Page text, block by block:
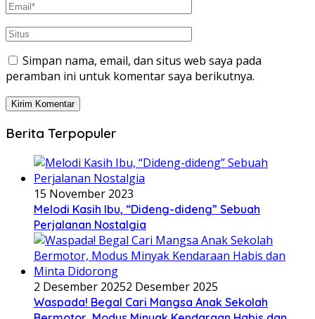
Simpan nama, email, dan situs web saya pada
peramban ini untuk komentar saya berikutnya.
Berita Terpopuler
15 November 2023
Melodi Kasih Ibu, “Dideng-dideng” Sebuah
Perjalanan Nostalgia
2 Desember 20252 Desember 2025
Waspada! Begal Cari Mangsa Anak Sekolah